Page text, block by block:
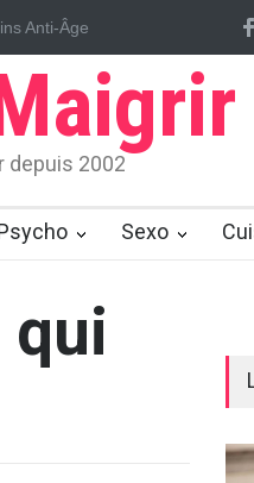
Faux sur le cellulite
Anti-Âge
depuis 2002
Sexo
qui